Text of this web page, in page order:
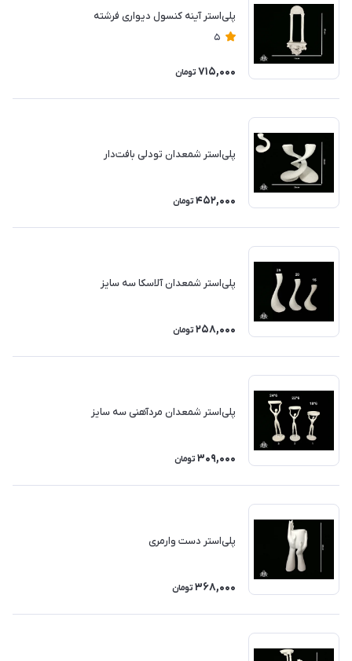
پلی‌استر آینه کنسول دیواری فرشته
5
715,000 تومان
پلی‌استر شمعدان تودلی بافت‌دار
452,000 تومان
پلی‌استر شمعدان آلاسکا سه سایز
258,000 تومان
پلی‌استر شمعدان مردآهنی سه سایز
309,000 تومان
پلی‌استر دست وارمری
368,000 تومان